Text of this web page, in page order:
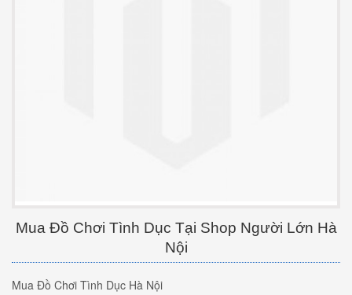
Mua Đồ Chơi Tình Dục Tại Shop Người Lớn Hà
Nội
Mua Đồ Chơi Tình Dục Hà Nội